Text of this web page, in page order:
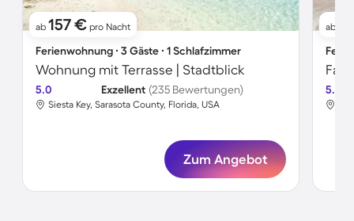
ab 157 € pro Nacht
Ferienwohnung ∙ 3 Gäste ∙ 1 Schlafzimmer
Wohnung mit Terrasse | Stadtblick
5.0 Exzellent (235 Bewertungen)
Siesta Key, Sarasota County, Florida, USA
Zum Angebot
ab
5.0